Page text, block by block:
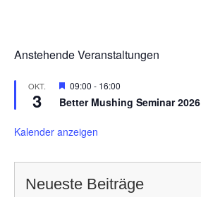
Anstehende Veranstaltungen
OKT.
3
H
r
o
e
o
09:00 - 16:00
Better Mushing Seminar 2026
Kalender anzeigen
Neueste Beiträge